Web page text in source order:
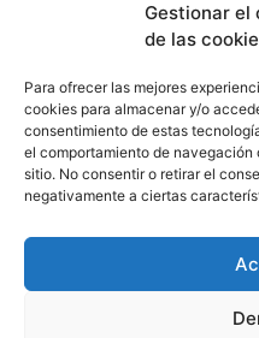
Gestionar el
de las
Para ofrecer las mejores
cookies para almacenar y/o
consentimiento de estas
el comportamiento de
sitio. No consentir o retirar el
negativamente a ciertas
pudiendo verse afectados
enlaces.
Disculpen las molestias.